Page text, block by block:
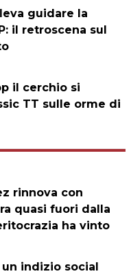
guidare la
il retroscena sul
il cerchio si
TT sulle orme di
rinnova con
quasi fuori dalla
ha vinto
un indizio social